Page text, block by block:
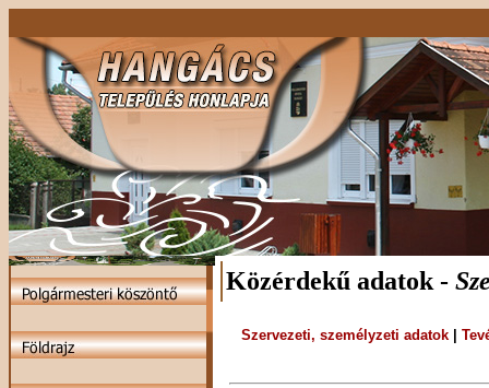
Közérdekű adatok -
Szervezeti, személyzeti adatok